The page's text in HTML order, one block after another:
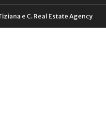
e C. Real Estate Agency